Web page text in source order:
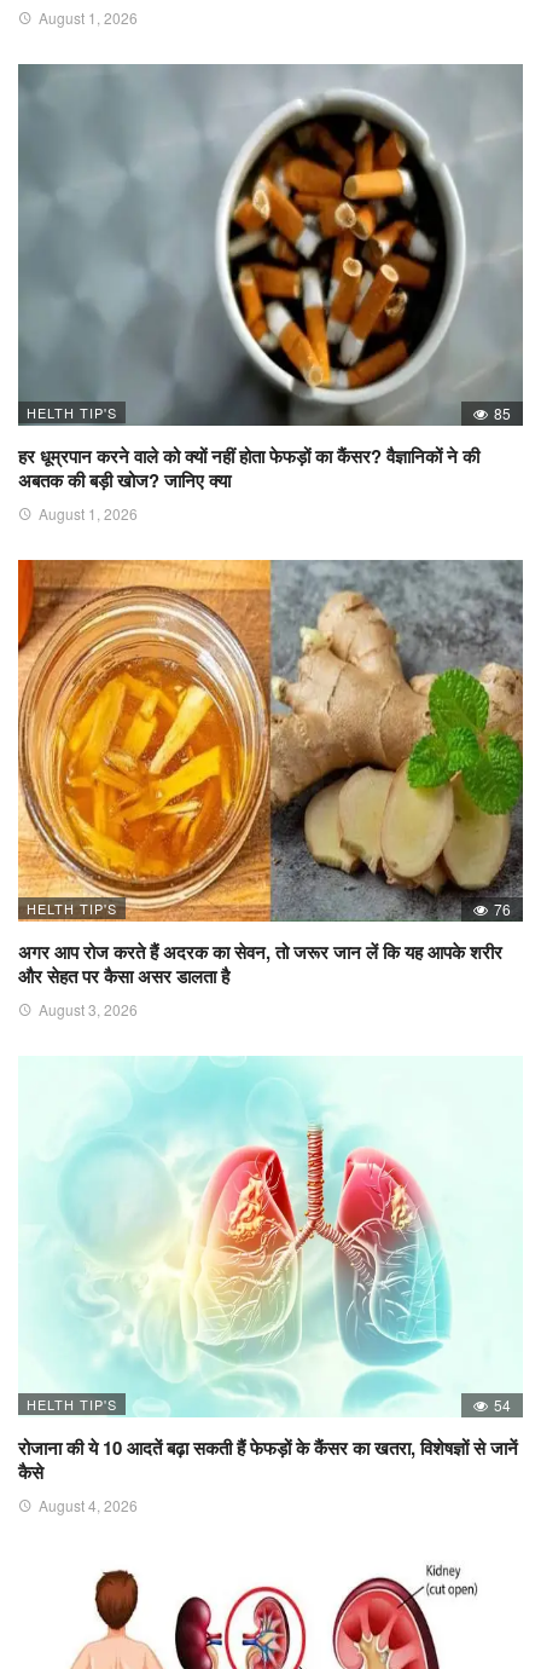
August 1, 2026
HELTH TIP'S 85
हर धूम्रपान करने वाले को क्यों नहीं होता फेफड़ों का कैंसर? वैज्ञानिकों ने की
अबतक की बड़ी खोज? जानिए क्या
August 1, 2026
HELTH TIP'S 76
अगर आप रोज करते हैं अदरक का सेवन, तो जरूर जान लें कि यह आपके शरीर
और सेहत पर कैसा असर डालता है
August 3, 2026
HELTH TIP'S 54
रोजाना की ये 10 आदतें बढ़ा सकती हैं फेफड़ों के कैंसर का खतरा, विशेषज्ञों से जानें
कैसे
August 4, 2026